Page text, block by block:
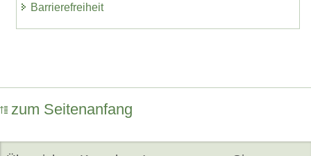
Barrierefreiheit
zum Seitenanfang